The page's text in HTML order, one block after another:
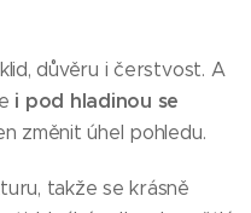
důvěru i čerstvost. A
i pod hladinou se
změnit úhel pohledu.
takže se krásně